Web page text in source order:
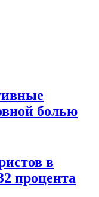
болью
в
процента